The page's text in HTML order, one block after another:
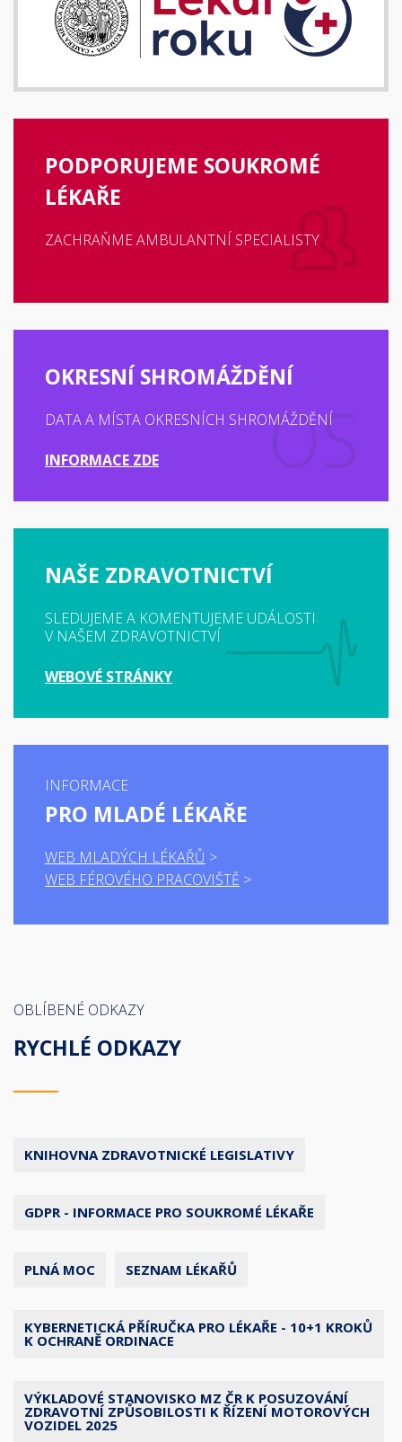
PODPORUJEME SOUKROMÉ
LÉKAŘE
ZACHRAŇME AMBULANTNÍ SPECIALISTY
OKRESNÍ SHROMÁŽDĚNÍ
DATA A MÍSTA OKRESNÍCH SHROMÁŽDĚNÍ
INFORMACE ZDE
NAŠE ZDRAVOTNICTVÍ
SLEDUJEME A KOMENTUJEME UDÁLOSTI
V NAŠEM ZDRAVOTNICTVÍ
WEBOVÉ STRÁNKY
INFORMACE
PRO MLADÉ LÉKAŘE
WEB MLADÝCH LÉKAŘŮ
WEB FÉROVÉHO PRACOVIŠTĚ
OBLÍBENÉ ODKAZY
RYCHLÉ ODKAZY
KNIHOVNA ZDRAVOTNICKÉ LEGISLATIVY
GDPR - INFORMACE PRO SOUKROMÉ LÉKAŘE
PLNÁ MOC SEZNAM LÉKAŘŮ
KYBERNETICKÁ PŘÍRUČKA PRO LÉKAŘE - 10+1 KROKŮ
K OCHRANĚ ORDINACE
VÝKLADOVÉ STANOVISKO MZ ČR K POSUZOVÁNÍ
ZDRAVOTNÍ ZPŮSOBILOSTI K ŘÍZENÍ MOTOROVÝCH
VOZIDEL 2025